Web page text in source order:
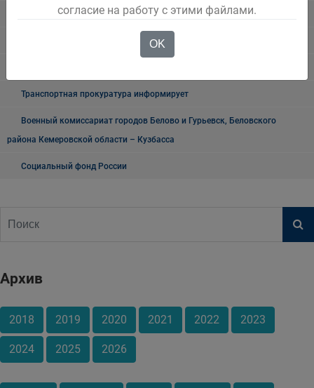
О проведении публичных мероприятий
Транспортная прокуратура информирует
Военный комиссариат городов Белово и Гурьевск, Беловского
района Кемеровской области – Кузбасса
Социальный фонд России
Архив
2018 2019 2020 2021 2022 2023
2024 2025 2026
согласие на работу с этими файлами.
OK